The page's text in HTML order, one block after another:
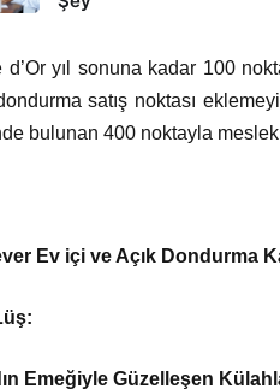
d’Or yıl sonuna kadar 100
satış noktası
bulunan 400 noktayla meslek
Ev içi ve Açık Dondurma
Emeğiyle Güzelleşen